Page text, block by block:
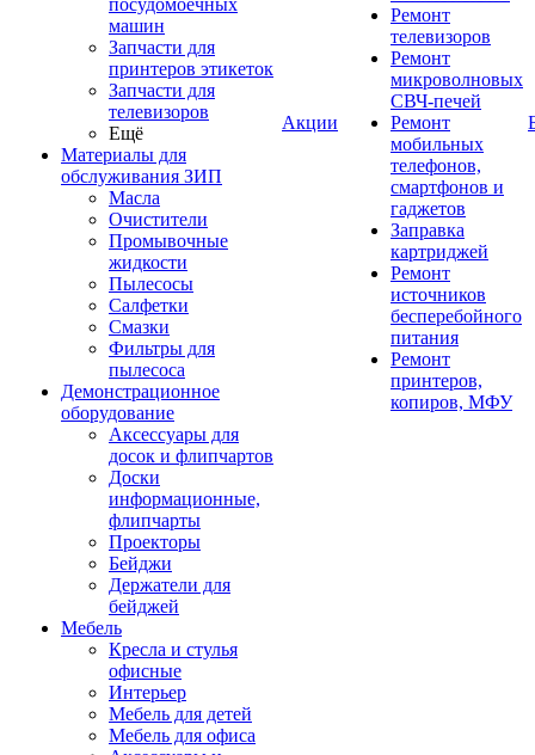
посудомоечных
машин
Запчасти для
принтеров этикеток
Запчасти для
телевизоров
Ещё
Материалы для
обслуживания ЗИП
Масла
Очистители
Промывочные
жидкости
Пылесосы
Салфетки
Смазки
Фильтры для
пылесоса
Демонстрационное
оборудование
Аксессуары для
досок и флипчартов
Доски
информационные,
флипчарты
Проекторы
Бейджи
Держатели для
бейджей
Мебель
Кресла и стулья
офисные
Интерьер
Мебель для детей
Мебель для офиса
Акции
Ремонт
телевизоров
Ремонт
микроволновых
СВЧ-печей
Ремонт
мобильных
телефонов,
смартфонов и
гаджетов
Заправка
картриджей
Ремонт
источников
бесперебойного
питания
Ремонт
принтеров,
копиров, МФУ